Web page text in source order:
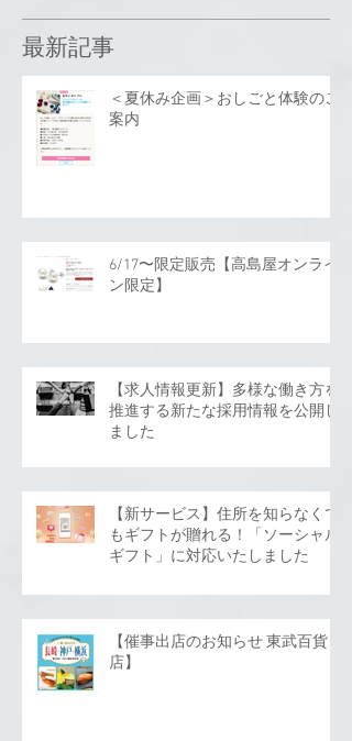
最新記事
＜夏休み企画＞おしごと体験のご
案内
6/17〜限定販売【高島屋オンライ
ン限定】
【求人情報更新】多様な働き方を
推進する新たな採用情報を公開し
ました
【新サービス】住所を知らなくて
もギフトが贈れる！「ソーシャル
ギフト」に対応いたしました
【催事出店のお知らせ 東武百貨
店】